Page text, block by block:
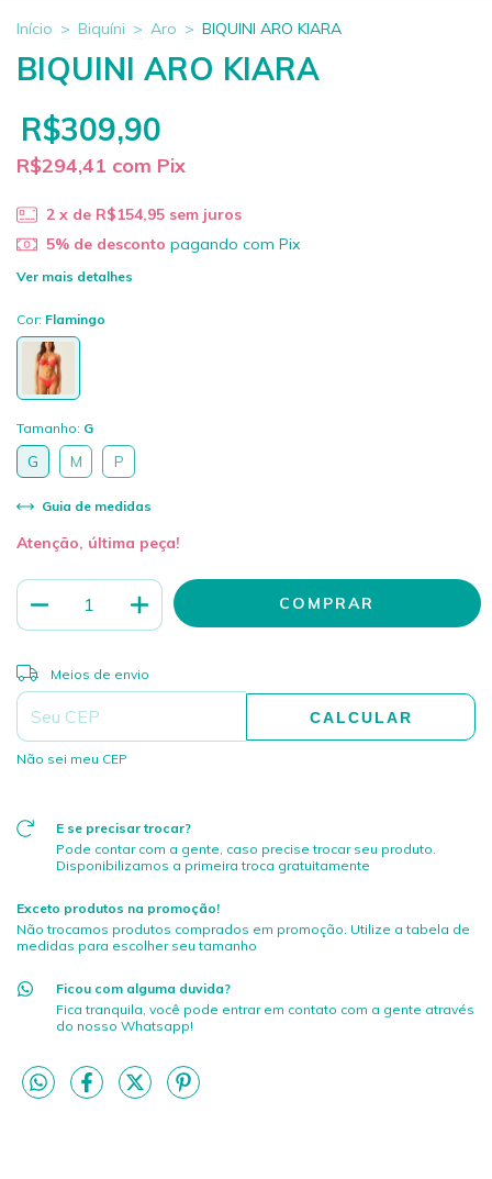
Início > Biquíni > Aro > BIQUINI ARO KIARA
BIQUINI ARO KIARA
R$309,90
R$294,41 com Pix
2 x de R$154,95 sem juros
5% de desconto pagando com Pix
Ver mais detalhes
Cor: Flamingo
Tamanho: G
G M P
Guia de medidas
Atenção, última peça!
Entregas para o CEP:
Meios de envio
CALCULAR
Não sei meu CEP
E se precisar trocar?
Pode contar com a gente, caso precise trocar seu produto.
Disponibilizamos a primeira troca gratuitamente
Exceto produtos na promoção!
Não trocamos produtos comprados em promoção. Utilize a tabela de
medidas para escolher seu tamanho
Ficou com alguma duvida?
Fica tranquila, você pode entrar em contato com a gente através
do nosso Whatsapp!